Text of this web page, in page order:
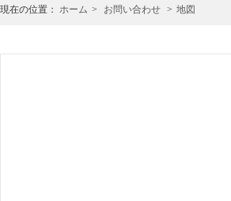
現在の位置： ホーム > お問い合わせ > 地図